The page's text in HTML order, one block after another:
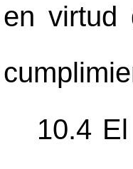
en virtud
10.4